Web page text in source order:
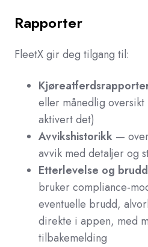
Rapporter
FleetX gir deg tilgang til:
eller månedlig oversikt
aktivert det)
Avvikshistorikk —
avvik med detaljer og
Etterlevelse og brudd
bruker compliance-
eventuelle brudd,
direkte i appen, med
tilbakemelding